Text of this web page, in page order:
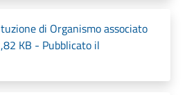
di Organismo associato
KB - Pubblicato il